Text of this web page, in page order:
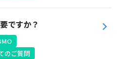
ですか？
のご質問